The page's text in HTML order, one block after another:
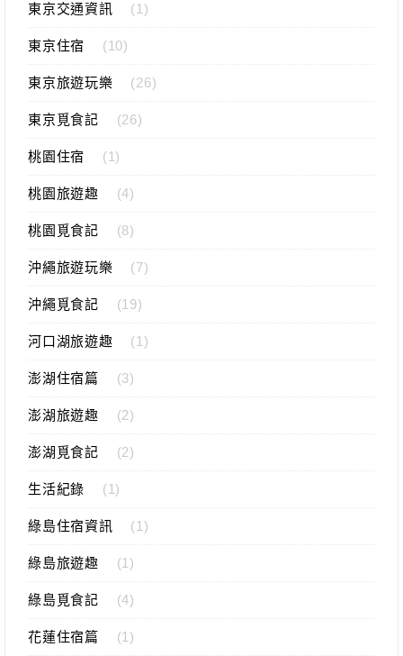
東京交通資訊 (1)
東京住宿 (10)
東京旅遊玩樂 (26)
東京覓食記 (26)
桃園住宿 (1)
桃園旅遊趣 (4)
桃園覓食記 (8)
沖繩旅遊玩樂 (7)
沖繩覓食記 (19)
河口湖旅遊趣 (1)
澎湖住宿篇 (3)
澎湖旅遊趣 (2)
澎湖覓食記 (2)
生活紀錄 (1)
綠島住宿資訊 (1)
綠島旅遊趣 (1)
綠島覓食記 (4)
花蓮住宿篇 (1)